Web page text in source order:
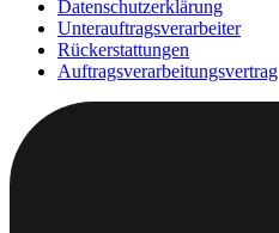
Datenschutzerklärung
Unterauftragsverarbeiter
Rückerstattungen
Auftragsverarbeitungsvertrag